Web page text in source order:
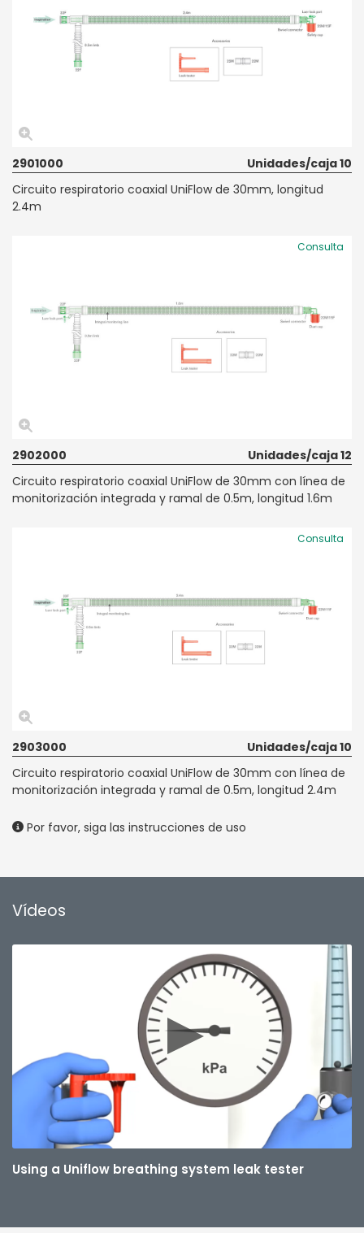
2901000
Unidades/caja 10
Circuito respiratorio coaxial UniFlow de 30mm, longitud
2.4m
Consulta
2902000
Unidades/caja 12
Circuito respiratorio coaxial UniFlow de 30mm con línea de
monitorización integrada y ramal de 0.5m, longitud 1.6m
Consulta
2903000
Unidades/caja 10
Circuito respiratorio coaxial UniFlow de 30mm con línea de
monitorización integrada y ramal de 0.5m, longitud 2.4m
Por favor, siga las instrucciones de uso
Vídeos
Using a Uniflow breathing system leak tester